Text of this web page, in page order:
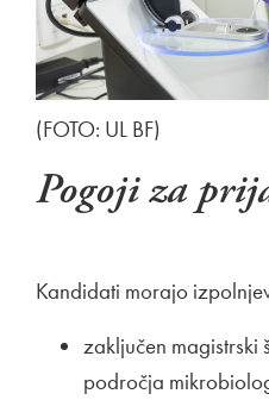
(FOTO: UL BF)
Pogoji za
Kandidati morajo
zaključen magistrski
področja